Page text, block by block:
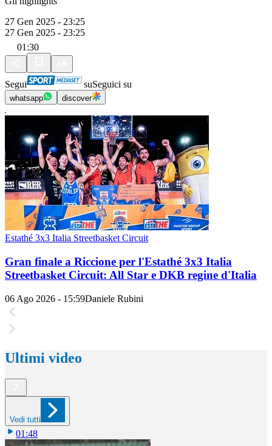
27 Gen 2025 - 23:25
27 Gen 2025 - 23:25
01:30
Segui suSeguici su
whatsapp discover
Estathé 3x3 Italia Streetbasket Circuit
Gran finale a Riccione per l'Estathé 3x3 Italia
Streetbasket Circuit: All Star e DKB regine d'Italia
06 Ago 2026 - 15:59Daniele Rubini
Ultimi video
Vedi tutti
01:48